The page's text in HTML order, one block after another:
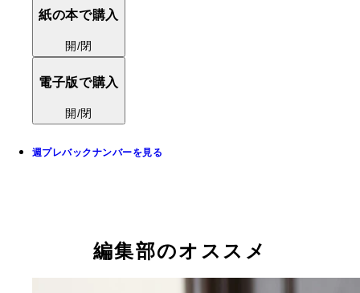
紙の本で購入
開/閉
電子版で購入
開/閉
週プレバックナンバーを見る
編集部のオススメ